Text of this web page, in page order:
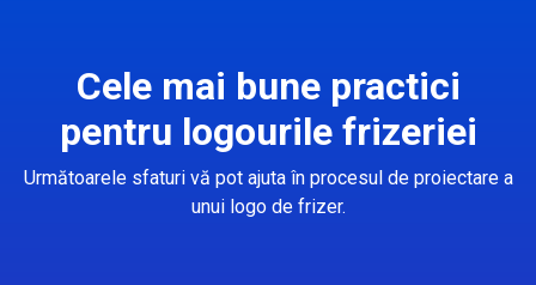
Cele mai bune practici
pentru logourile frizeriei
Următoarele sfaturi vă pot ajuta în procesul de proiectare a
unui logo de frizer.